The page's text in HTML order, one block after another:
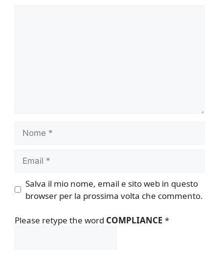
Salva il mio nome, email e sito web in questo
browser per la prossima volta che commento.
Please retype the word COMPLIANCE *